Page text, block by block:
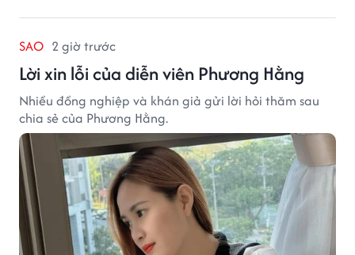
SAO 2 giờ trước
Lời xin lỗi của diễn viên Phương Hằng
Nhiều đồng nghiệp và khán giả gửi lời hỏi thăm sau
chia sẻ của Phương Hằng.